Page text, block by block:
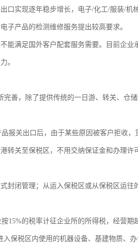
口实现逐年稳步增长，电子/化工/服装/机
子产品的检测维修服务提出较高要求。
能满足国外客户配套服务需要。目前企业
。
善，除了提供传统的一日游、转关、仓
关出口后，由于某些原因被客户拒收，
关至保税区，不用交纳保证金和办理许
封闭管理；从运入保税区或从保税区运往
的税率计征企业所的所得税，经营期
保税区内使用的机器设备、基建物质、